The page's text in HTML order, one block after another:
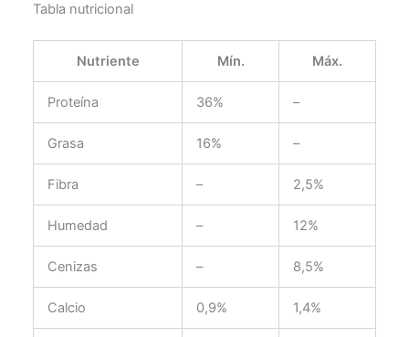
Tabla nutricional
Nutriente Mín. Máx.
Proteína 36% –
Grasa 16% –
Fibra – 2,5%
Humedad – 12%
Cenizas – 8,5%
Calcio 0,9% 1,4%